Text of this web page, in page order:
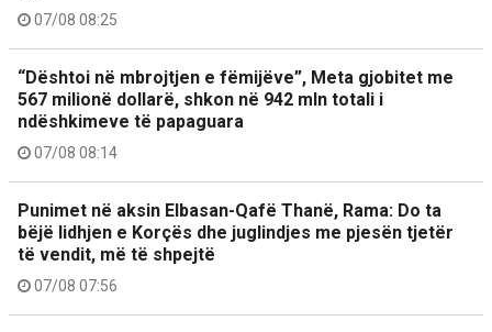
07/08 08:25
“Dështoi në mbrojtjen e fëmijëve”, Meta gjobitet me
567 milionë dollarë, shkon në 942 mln totali i
ndëshkimeve të papaguara
07/08 08:14
Punimet në aksin Elbasan-Qafë Thanë, Rama: Do ta
bëjë lidhjen e Korçës dhe juglindjes me pjesën tjetër
të vendit, më të shpejtë
07/08 07:56